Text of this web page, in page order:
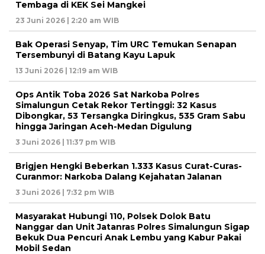
Tembaga di KEK Sei Mangkei
23 Juni 2026 | 2:20 am WIB
Bak Operasi Senyap, Tim URC Temukan Senapan
Tersembunyi di Batang Kayu Lapuk
13 Juni 2026 | 12:19 am WIB
Ops Antik Toba 2026 Sat Narkoba Polres
Simalungun Cetak Rekor Tertinggi: 32 Kasus
Dibongkar, 53 Tersangka Diringkus, 535 Gram Sabu
hingga Jaringan Aceh-Medan Digulung
3 Juni 2026 | 11:37 pm WIB
Brigjen Hengki Beberkan 1.333 Kasus Curat-Curas-
Curanmor: Narkoba Dalang Kejahatan Jalanan
3 Juni 2026 | 7:32 pm WIB
Masyarakat Hubungi 110, Polsek Dolok Batu
Nanggar dan Unit Jatanras Polres Simalungun Sigap
Bekuk Dua Pencuri Anak Lembu yang Kabur Pakai
Mobil Sedan